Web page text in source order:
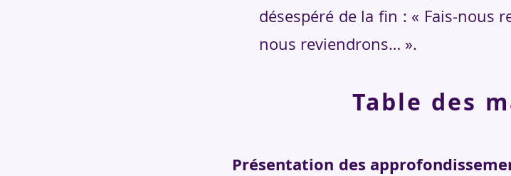
désespéré de la fin : « Fais-nous
nous reviendrons… ».
Table des
Présentation des